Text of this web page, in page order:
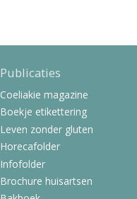
Publicaties
Coeliakie magazine
Boekje etikettering
Leven zonder gluten
Horecafolder
Infofolder
Brochure huisartsen